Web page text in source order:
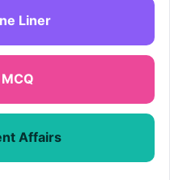
Liner
Affairs